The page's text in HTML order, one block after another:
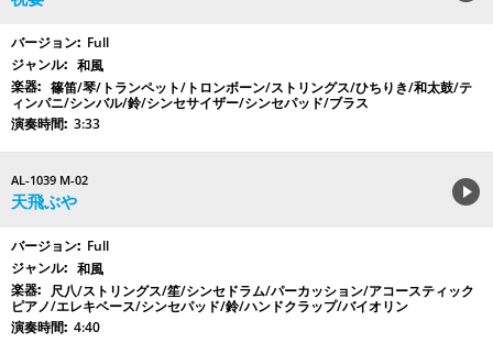
Full
和風
篠笛/琴/トランペット/トロンボーン/ストリングス/ひちりき/和太鼓/テ
ィンパニ/シンバル/鈴/シンセサイザー/シンセパッド/ブラス
3:33
AL-1039 M-02
天飛ぶや
Full
和風
尺八/ストリングス/笙/シンセドラム/パーカッション/アコースティック
ピアノ/エレキベース/シンセパッド/鈴/ハンドクラップ/バイオリン
4:40